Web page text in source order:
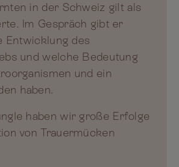
in der Schweiz gilt als
Im Gespräch gibt er
Entwicklung des
und welche Bedeutung
und ein
haben.
haben wir große Erfolge
von Trauermücken